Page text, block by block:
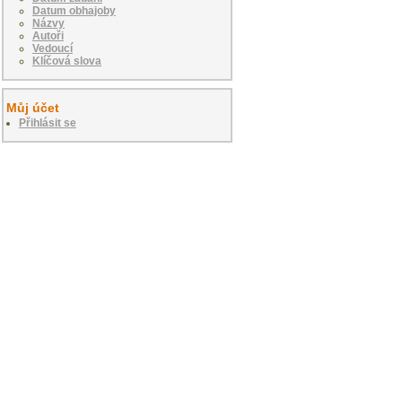
Datum obhajoby
Názvy
Autoři
Vedoucí
Klíčová slova
Můj účet
Přihlásit se